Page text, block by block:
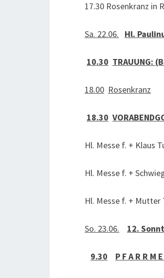
17.30 Rosenkranz in
Sa. 22.06. Hl.
10.30 TRAUUNG:
18.00 Rosenkranz
18.30
Hl. Messe f. + Klaus
Hl. Messe f. +
Hl. Messe f. +
So. 23.06. 12.
9.30 P F A R R M